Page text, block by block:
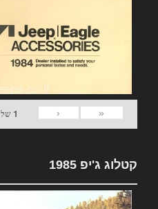
«
‹
1 של
קטלוג ג'יפ 1985